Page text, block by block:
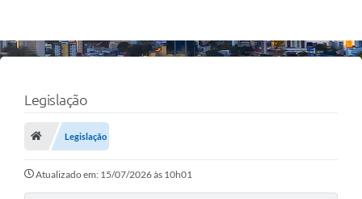
Legislação
Legislação
Atualizado em: 15/07/2026 às 10h01